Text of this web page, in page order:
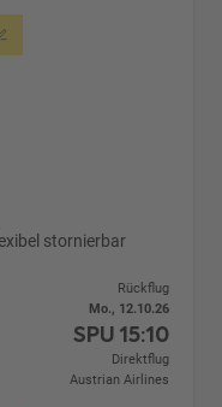
stornierbar
Rückflug
Mo., 12.10.26
SPU 15:10
Direktflug
Austrian Airlines